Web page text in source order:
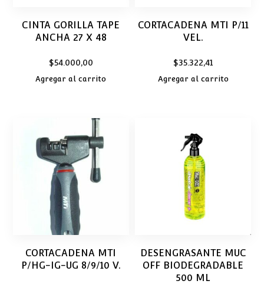
CINTA GORILLA TAPE
ANCHA 27 X 48
$54.000,00
Agregar al carrito
CORTACADENA MTI P/11
VEL.
$35.322,41
Agregar al carrito
CORTACADENA MTI
P/HG-IG-UG 8/9/10 V.
DESENGRASANTE MUC
OFF BIODEGRADABLE
500 ML